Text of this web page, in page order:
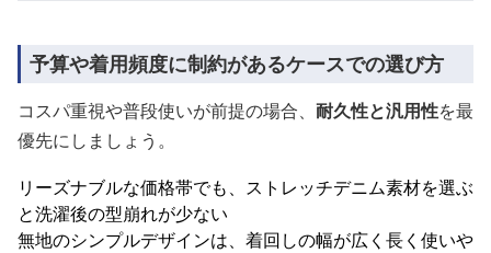
予算や着用頻度に制約があるケースでの選び方
コスパ重視や普段使いが前提の場合、 耐久性と汎用性を最
優先にしましょう。
リーズナブルな価格帯でも、ストレッチデニム素材を選ぶ
と洗濯後の型崩れが少ない
無地のシンプルデザインは、着回しの幅が広く長く使いや